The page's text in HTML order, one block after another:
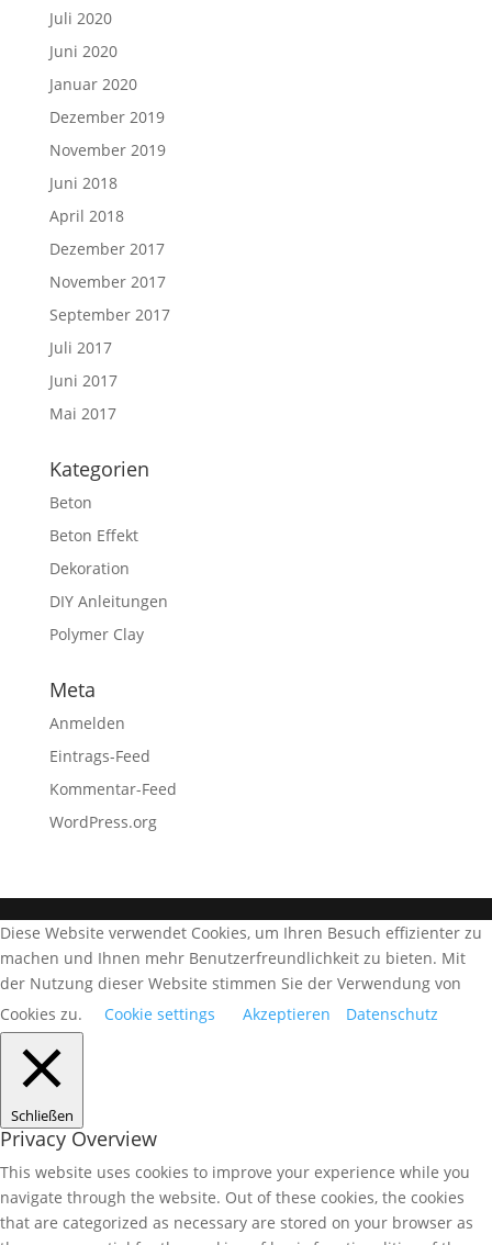
Juli 2020
Juni 2020
Januar 2020
Dezember 2019
November 2019
Juni 2018
April 2018
Dezember 2017
November 2017
September 2017
Juli 2017
Juni 2017
Mai 2017
Kategorien
Beton
Beton Effekt
Dekoration
DIY Anleitungen
Polymer Clay
Meta
Anmelden
Eintrags-Feed
Kommentar-Feed
WordPress.org
Diese Website verwendet Cookies, um Ihren Besuch effizienter zu
machen und Ihnen mehr Benutzerfreundlichkeit zu bieten. Mit
der Nutzung dieser Website stimmen Sie der Verwendung von
Cookies zu.
Cookie settings Akzeptieren Datenschutz
Schließen
Privacy Overview
This website uses cookies to improve your experience while you
navigate through the website. Out of these cookies, the cookies
that are categorized as necessary are stored on your browser as